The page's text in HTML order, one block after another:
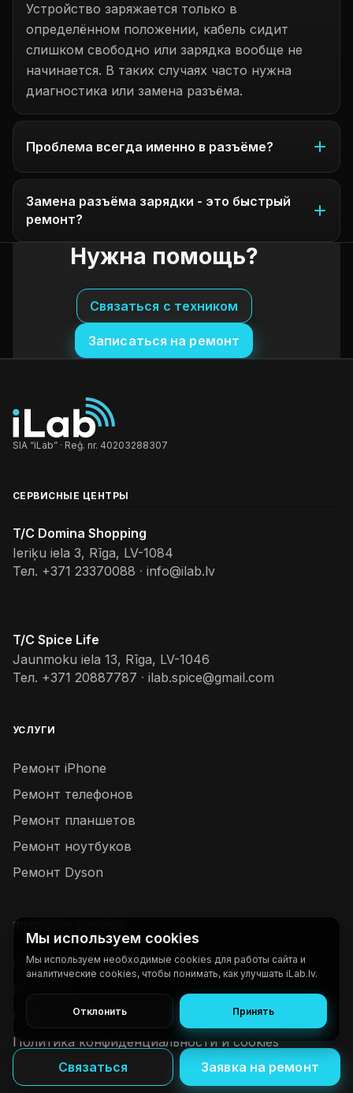
Связаться Заявка на ремонт
Устройство заряжается только в
определённом положении, кабель сидит
слишком свободно или зарядка вообще не
начинается. В таких случаях часто нужна
диагностика или замена разъёма.
Проблема всегда именно в разъёме?
Замена разъёма зарядки - это быстрый
ремонт?
Нужна помощь?
Связаться с техником
Записаться на ремонт
SIA “iLab” · Reģ. nr. 40203288307
СЕРВИСНЫЕ ЦЕНТРЫ
T/C Domina Shopping
Ieriķu iela 3, Rīga, LV-1084
Тел. +371 23370088 · info@ilab.lv
T/C Spice Life
Jaunmoku iela 13, Rīga, LV-1046
Тел. +371 20887787 · ilab.spice@gmail.com
УСЛУГИ
Ремонт iPhone
Ремонт телефонов
Ремонт планшетов
Ремонт ноутбуков
Ремонт Dyson
ПОЛЕЗНЫЕ ССЫЛКИ
О нас
Контакты
Политика конфиденциальности и cookies
Мы используем cookies
Мы используем необходимые cookies для работы сайта и
аналитические cookies, чтобы понимать, как улучшать iLab.lv.
Отклонить Принять